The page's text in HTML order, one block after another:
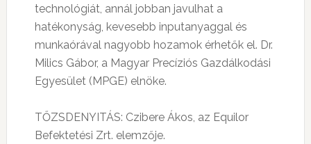
technológiát, annál jobban javulhat a
hatékonyság, kevesebb inputanyaggal és
munkaórával nagyobb hozamok érhetők el. Dr.
Milics Gábor, a Magyar Precíziós Gazdálkodási
Egyesület (MPGE) elnöke.
TŐZSDENYITÁS: Czibere Ákos, az Equilor
Befektetési Zrt. elemzője.